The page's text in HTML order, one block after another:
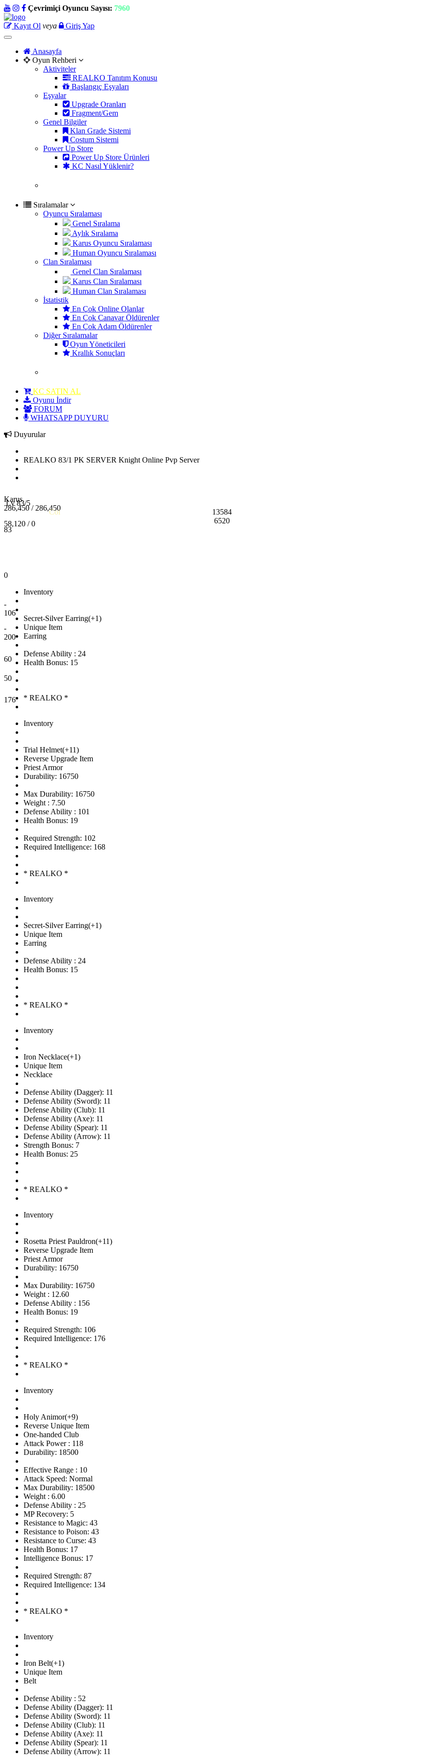
Çevrimiçi Oyuncu Sayısı: 7960
Kayıt Ol veya Giriş Yap
Toggle
navigationAnasayfa
Oyun Rehberi
Aktiviteler
REALKO Tanıtım Konusu
Başlangıç Eşyaları
Eşyalar
Upgrade Oranları
Fragment/Gem
Genel Bilgiler
Klan Grade Sistemi
Costum Sistemi
Power Up Store
Power Up Store Ürünleri
KC Nasıl Yüklenir?
Sıralamalar
Oyuncu Sıralaması
Genel Sıralama
Aylık Sıralama
Karus Oyuncu Sıralaması
Human Oyuncu Sıralaması
Clan Sıralaması
Genel Clan Sıralaması
Karus Clan Sıralaması
Human Clan Sıralaması
İstatistik
En Çok Online Olanlar
En Çok Canavar Öldürenler
En Çok Adam Öldürenler
Diğer Sıralamalar
Oyun Yöneticileri
Krallık Sonuçları
KC SATIN AL
Oyunu İndir
FORUM
WHATSAPP DUYURU
Duyurular
REALKO 83/1 PK SERVER Knight Online Pvp Server
Lv 83/5
Coi
13584
6520
83
Karus
286,450 / 286,450
58,120 / 0
-
106
-
200
60
50
176
0
Inventory
Secret-Silver Earring(+1)
Unique Item
Earring
Defense Ability : 24
Health Bonus: 15
* REALKO *
Inventory
Trial Helmet(+11)
Reverse Upgrade Item
Priest Armor
Durability: 16750
Max Durability: 16750
Weight : 7.50
Defense Ability : 101
Health Bonus: 19
Required Strength: 102
Required Intelligence: 168
* REALKO *
Inventory
Secret-Silver Earring(+1)
Unique Item
Earring
Defense Ability : 24
Health Bonus: 15
* REALKO *
Inventory
Iron Necklace(+1)
Unique Item
Necklace
Defense Ability (Dagger): 11
Defense Ability (Sword): 11
Defense Ability (Club): 11
Defense Ability (Axe): 11
Defense Ability (Spear): 11
Defense Ability (Arrow): 11
Strength Bonus: 7
Health Bonus: 25
* REALKO *
Inventory
Rosetta Priest Pauldron(+11)
Reverse Upgrade Item
Priest Armor
Durability: 16750
Max Durability: 16750
Weight : 12.60
Defense Ability : 156
Health Bonus: 19
Required Strength: 106
Required Intelligence: 176
* REALKO *
Inventory
Holy Animor(+9)
Reverse Unique Item
One-handed Club
Attack Power : 118
Durability: 18500
Effective Range : 10
Attack Speed: Normal
Max Durability: 18500
Weight : 6.00
Defense Ability : 25
MP Recovery: 5
Resistance to Magic: 43
Resistance to Poison: 43
Resistance to Curse: 43
Health Bonus: 17
Intelligence Bonus: 17
Required Strength: 87
Required Intelligence: 134
* REALKO *
Inventory
Iron Belt(+1)
Unique Item
Belt
Defense Ability : 52
Defense Ability (Dagger): 11
Defense Ability (Sword): 11
Defense Ability (Club): 11
Defense Ability (Axe): 11
Defense Ability (Spear): 11
Defense Ability (Arrow): 11